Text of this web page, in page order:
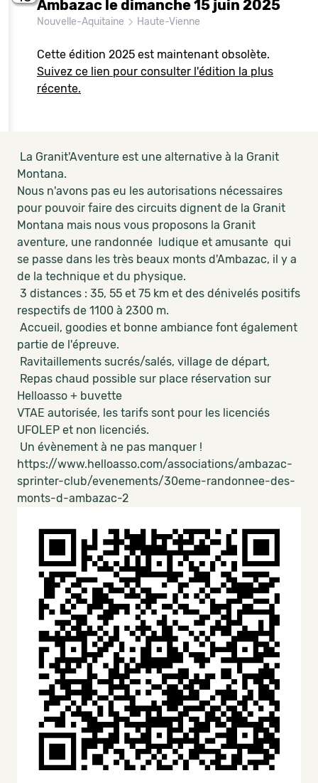
Ambazac le dimanche 15 juin 2025
Nouvelle-Aquitaine Haute-Vienne
Cette édition 2025 est maintenant obsolète.
Suivez ce lien pour consulter l'édition la plus
récente.
La Granit'Aventure est une alternative à la Granit
Montana.
Nous n'avons pas eu les autorisations nécessaires
pour pouvoir faire des circuits dignent de la Granit
Montana mais nous vous proposons la Granit
aventure, une randonnée ludique et amusante qui
se passe dans les très beaux monts d'Ambazac, il y a
de la technique et du physique.
3 distances : 35, 55 et 75 km et des dénivelés positifs
respectifs de 1100 à 2300 m.
Accueil, goodies et bonne ambiance font également
partie de l'épreuve.
Ravitaillements sucrés/salés, village de départ,
Repas chaud possible sur place réservation sur
Helloasso + buvette
VTAE autorisée, les tarifs sont pour les licenciés
UFOLEP et non licenciés.
Un évènement à ne pas manquer !
https://www.helloasso.com/associations/ambazac-
sprinter-club/evenements/30eme-randonnee-des-
monts-d-ambazac-2